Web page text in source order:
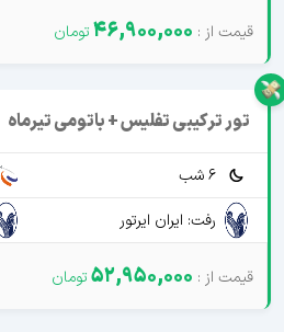
46,900,000
تور ترکیبی تفلیس + باتومی تیرماه
6 شب
رفت: ایران ایرتور
52,950,000